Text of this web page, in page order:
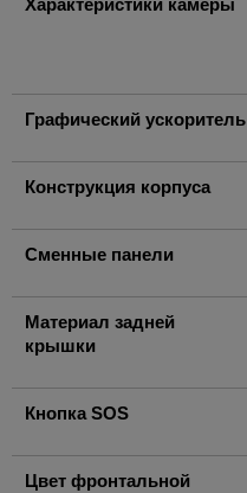
Характеристики камеры
Графический ускоритель
Конструкция корпуса
Сменные панели
Материал задней
крышки
Кнопка SOS
Цвет фронтальной